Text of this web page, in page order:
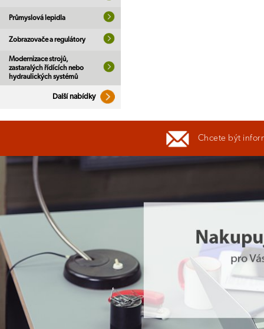
Průmyslová lepidla
Zobrazovače a regulátory
Modernizace strojů,
zastaralých řídících nebo
hydraulických systémů
Další nabídky
Chcete být